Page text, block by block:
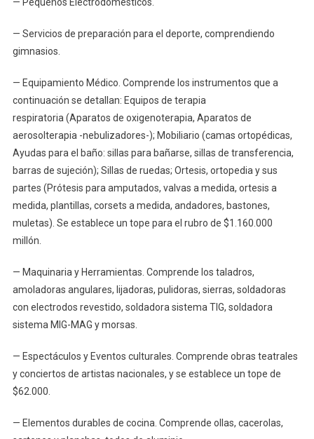
— Servicios de preparación para el deporte, comprendiendo
gimnasios.
— Equipamiento Médico. Comprende los instrumentos que a
continuación se detallan: Equipos de terapia
respiratoria (Aparatos de oxigenoterapia, Aparatos de
aerosolterapia -nebulizadores-); Mobiliario (camas ortopédicas,
Ayudas para el baño: sillas para bañarse, sillas de transferencia,
barras de sujeción); Sillas de ruedas; Ortesis, ortopedia y sus
partes (Prótesis para amputados, valvas a medida, ortesis a
medida, plantillas, corsets a medida, andadores, bastones,
muletas). Se establece un tope para el rubro de $1.160.000
millón.
— Maquinaria y Herramientas. Comprende los taladros,
amoladoras angulares, lijadoras, pulidoras, sierras, soldadoras
con electrodos revestido, soldadora sistema TIG, soldadora
sistema MIG-MAG y morsas.
— Espectáculos y Eventos culturales. Comprende obras teatrales
y conciertos de artistas nacionales, y se establece un tope de
$62.000.
— Elementos durables de cocina. Comprende ollas, cacerolas,